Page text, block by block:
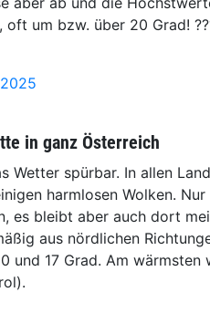
oft um bzw. über 20 Grad!
in ganz Österreich
Wetter spürbar. In allen
harmlosen Wolken.
es bleibt aber auch dort
aus nördlichen
und 17 Grad. Am wärmsten